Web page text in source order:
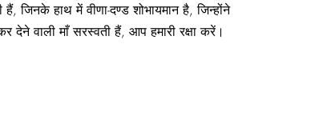
जिनके हाथ में वीणा-दण्ड शोभायमान है, जिन्होंने
वाली माँ सरस्वती हैं, आप हमारी रक्षा करें।